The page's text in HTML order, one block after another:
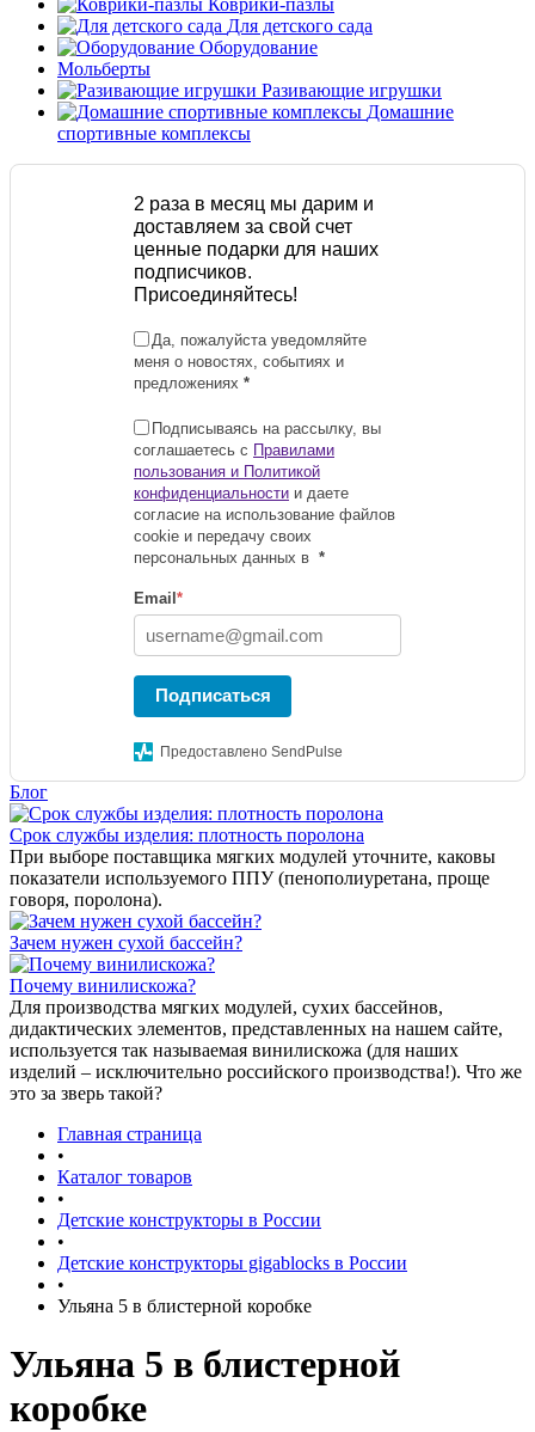
Коврики-пазлы
Для детского сада
Оборудование
Мольберты
Разивающие игрушки
Домашние
спортивные комплексы
2 раза в месяц мы дарим и
доставляем за свой счет
ценные подарки для наших
подписчиков.
Присоединяйтесь!
Да, пожалуйста уведомляйте
меня о новостях, событиях и
предложениях *
Подписываясь на рассылку, вы
соглашаетесь с Правилами
пользования и Политикой
конфиденциальности и даете
согласие на использование файлов
cookie и передачу своих
персональных данных в *
Email *
Подписаться
Предоставлено SendPulse
Блог
Срок службы изделия: плотность поролона
При выборе поставщика мягких модулей уточните, каковы
показатели используемого ППУ (пенополиуретана, проще
говоря, поролона).
Зачем нужен сухой бассейн?
Почему винилискожа?
Для производства мягких модулей, сухих бассейнов,
дидактических элементов, представленных на нашем сайте,
используется так называемая винилискожа (для наших
изделий – исключительно российского производства!). Что же
это за зверь такой?
Главная страница
•
Каталог товаров
•
Детские конструкторы в России
•
Детские конструкторы gigablocks в России
•
Ульяна 5 в блистерной коробке
Ульяна 5 в блистерной
коробке